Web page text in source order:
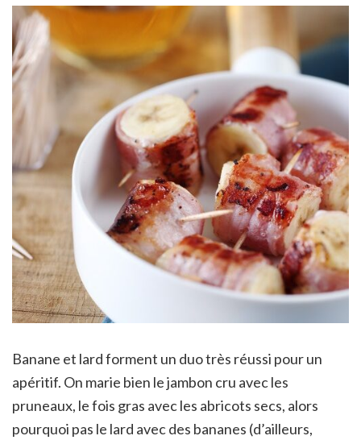
Banane et lard forment un duo très réussi pour un
apéritif. On marie bien le jambon cru avec les
pruneaux, le fois gras avec les abricots secs, alors
pourquoi pas le lard avec des bananes (d’ailleurs,